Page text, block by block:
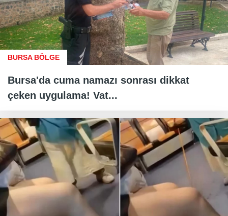
BURSA BÖLGE
Bursa'da cuma namazı sonrası dikkat
çeken uygulama! Vat...